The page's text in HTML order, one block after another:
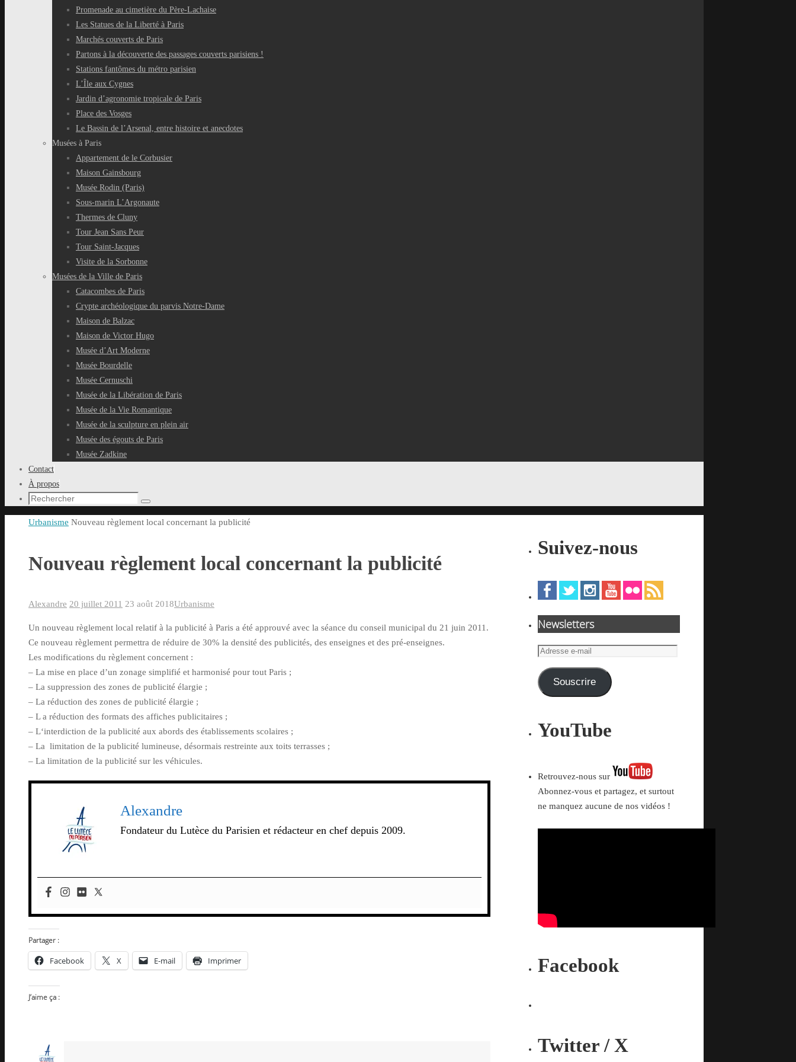
Promenade au cimetière du Père-Lachaise
Les Statues de la Liberté à Paris
Marchés couverts de Paris
Partons à la découverte des passages couverts parisiens !
Stations fantômes du métro parisien
L’Île aux Cygnes
Jardin d’agronomie tropicale de Paris
Place des Vosges
Le Bassin de l’Arsenal, entre histoire et anecdotes
Musées à Paris
Appartement de le Corbusier
Maison Gainsbourg
Musée Rodin (Paris)
Sous-marin L’Argonaute
Thermes de Cluny
Tour Jean Sans Peur
Tour Saint-Jacques
Visite de la Sorbonne
Musées de la Ville de Paris
Catacombes de Paris
Crypte archéologique du parvis Notre-Dame
Maison de Balzac
Maison de Victor Hugo
Musée d’Art Moderne
Musée Bourdelle
Musée Cernuschi
Musée de la Libération de Paris
Musée de la Vie Romantique
Musée de la sculpture en plein air
Musée des égouts de Paris
Musée Zadkine
Contact
À propos
Recherche
:
Rechercher
Accueil
Urbanisme Nouveau règlement local concernant la publicité
Nouveau règlement local concernant la publicité
Alexandre 20 juillet 2011 23 août 2018Urbanisme
Un nouveau règlement local relatif à la publicité à Paris a été approuvé avec la séance du conseil municipal du 21 juin 2011.
Ce nouveau règlement permettra de réduire de 30% la densité des publicités, des enseignes et des pré-enseignes.
Les modifications du règlement concernent :
– La mise en place d’un zonage simplifié et harmonisé pour tout Paris ;
– La suppression des zones de publicité élargie ;
– La réduction des zones de publicité élargie ;
– L a réduction des formats des affiches publicitaires ;
– L‘interdiction de la publicité aux abords des établissements scolaires ;
– La limitation de la publicité lumineuse, désormais restreinte aux toits terrasses ;
– La limitation de la publicité sur les véhicules.
Alexandre
Fondateur du Lutèce du Parisien et rédacteur en chef depuis 2009.
Partager :
Facebook X E-mail Imprimer
J’aime ça :
Suivez-nous
Newsletters
Adresse
mail Souscrire
YouTube
Retrouvez-nous sur
Abonnez-vous et partagez, et surtout
ne manquez aucune de nos vidéos !
Facebook
Twitter / X